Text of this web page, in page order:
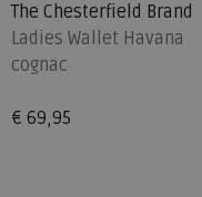
The Chesterfield Brand
Ladies Wallet Havana
cognac
€ 69,95